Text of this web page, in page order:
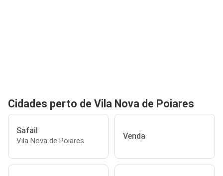
Cidades perto de Vila Nova de Poiares
Safail
Vila Nova de Poiares Venda